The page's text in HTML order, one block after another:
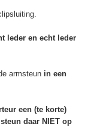
leder en echt leder
armsteun in een
een (te korte)
daar NIET op